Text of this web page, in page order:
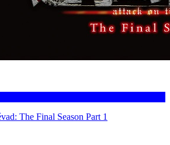
The Final Season Part 1